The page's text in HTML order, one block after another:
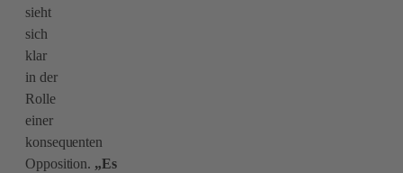
sieht
sich
klar
in der
Rolle
einer
konsequenten
Opposition. „Es